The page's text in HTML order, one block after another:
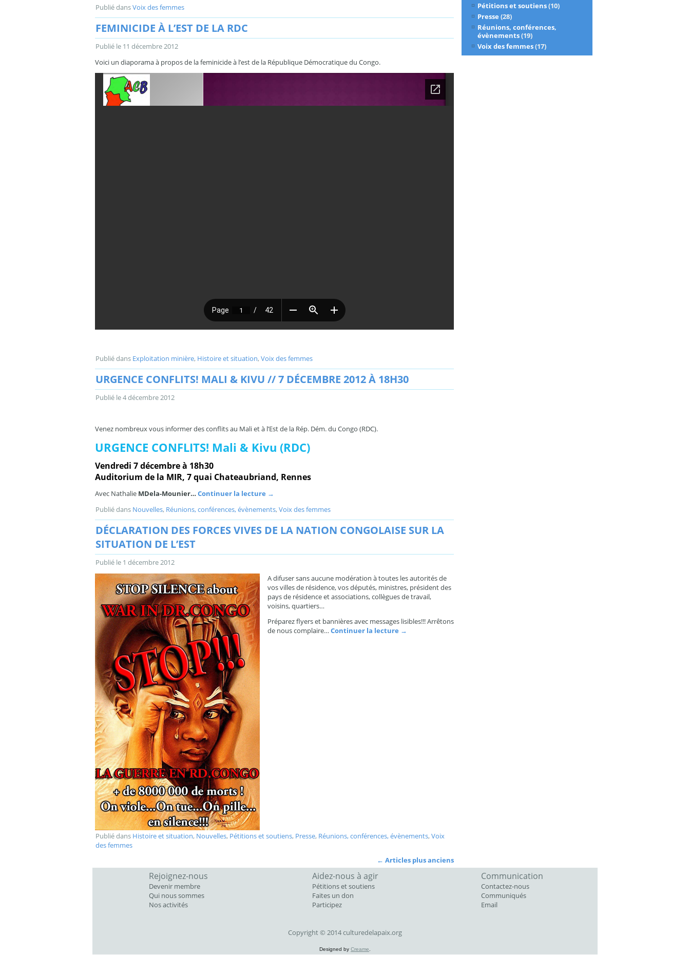
Publié dansVoix des femmes
FEMINICIDE À L’EST DE LA RDC
Publié le 11 décembre 2012
Voici un diaporama à propos de la feminicide à l’est de la République Démocratique du Congo.
Publié dans Exploitation minière, Histoire et situation, Voix des femmes
URGENCE CONFLITS! MALI & KIVU // 7 DÉCEMBRE 2012 À 18H30
Publié le4 décembre 2012
Venez nombreux vous informer des conflits au Mali et à l’Est de la Rép. Dém. du Congo (RDC).
URGENCE CONFLITS! Mali & Kivu (RDC)
Vendredi 7 décembre à 18h30
Auditorium de la MIR, 7 quai Chateaubriand, Rennes
Avec Nathalie MDela-Mounier…Continuer la lecture →
Publié dans Nouvelles, Réunions, conférences, évènements, Voix des femmes
DÉCLARATION DES FORCES VIVES DE LA NATION CONGOLAISE SUR LA
SITUATION DE L’EST
Publié le 1 décembre 2012
A difuser sans aucune modération à toutes les autorités de
vos villes de résidence, vos députés, ministres, président des
pays de résidence et associations, collègues de travail,
voisins, quartiers…
Préparez flyers et bannières avec messages lisibles!!! Arrêtons
de nous complaire… Continuer la lecture →
Publié dans Histoire et situation, Nouvelles, Pétitions et soutiens, Presse, Réunions, conférences, évènements, Voix
des femmes
← Articles plus anciens
Pétitions et soutiens(10)
Presse (28)
Réunions, conférences,
évènements(19)
Voix des femmes(17)
Rejoignez-nous
Devenir membre
Qui nous sommes
Nos activités
Aidez-nous à agir
Pétitions et soutiens
Faites un don
Participez
Communication
Contactez-nous
Communiqués
Email
Copyright © 2014 culturedelapaix.org
Designed by Creame